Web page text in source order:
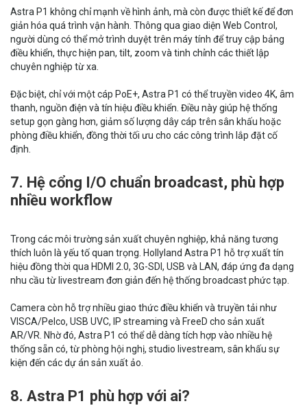
Astra P1 không chỉ mạnh về hình ảnh, mà còn được thiết kế để đơn
giản hóa quá trình vận hành. Thông qua giao diện Web Control,
người dùng có thể mở trình duyệt trên máy tính để truy cập bảng
điều khiển, thực hiện pan, tilt, zoom và tinh chỉnh các thiết lập
chuyên nghiệp từ xa.
Đặc biệt, chỉ với một cáp PoE+, Astra P1 có thể truyền video 4K, âm
thanh, nguồn điện và tín hiệu điều khiển. Điều này giúp hệ thống
setup gọn gàng hơn, giảm số lượng dây cáp trên sân khấu hoặc
phòng điều khiển, đồng thời tối ưu cho các công trình lắp đặt cố
định.
7. Hệ cổng I/O chuẩn broadcast, phù hợp
nhiều workflow
Trong các môi trường sản xuất chuyên nghiệp, khả năng tương
thích luôn là yếu tố quan trọng. Hollyland Astra P1 hỗ trợ xuất tín
hiệu đồng thời qua HDMI 2.0, 3G-SDI, USB và LAN, đáp ứng đa dạng
nhu cầu từ livestream đơn giản đến hệ thống broadcast phức tạp.
Camera còn hỗ trợ nhiều giao thức điều khiển và truyền tải như
VISCA/Pelco, USB UVC, IP streaming và FreeD cho sản xuất
AR/VR. Nhờ đó, Astra P1 có thể dễ dàng tích hợp vào nhiều hệ
thống sẵn có, từ phòng hội nghị, studio livestream, sân khấu sự
kiện đến các dự án sản xuất ảo.
8. Astra P1 phù hợp với ai?